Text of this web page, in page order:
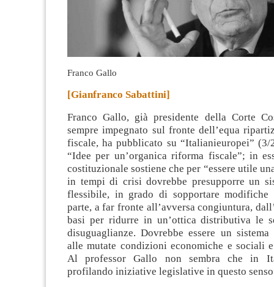
Franco Gallo
[Gianfranco Sabattini]
Franco Gallo, già presidente della Corte
sempre impegnato sul fronte dell’equa
fiscale, ha pubblicato su “Italianieuropei” (3/
“Idee per un’organica riforma fiscale”; in
costituzionale sostiene che per “essere utile
in tempi di crisi dovrebbe presupporre un
flessibile, in grado di sopportare modifiche
parte, a far fronte all’avversa congiuntura,
basi per ridurre in un’ottica distributiva le
disuguaglianze. Dovrebbe essere un
alle mutate condizioni economiche e sociali
Al professor Gallo non sembra che in
profilando iniziative legislative in questo